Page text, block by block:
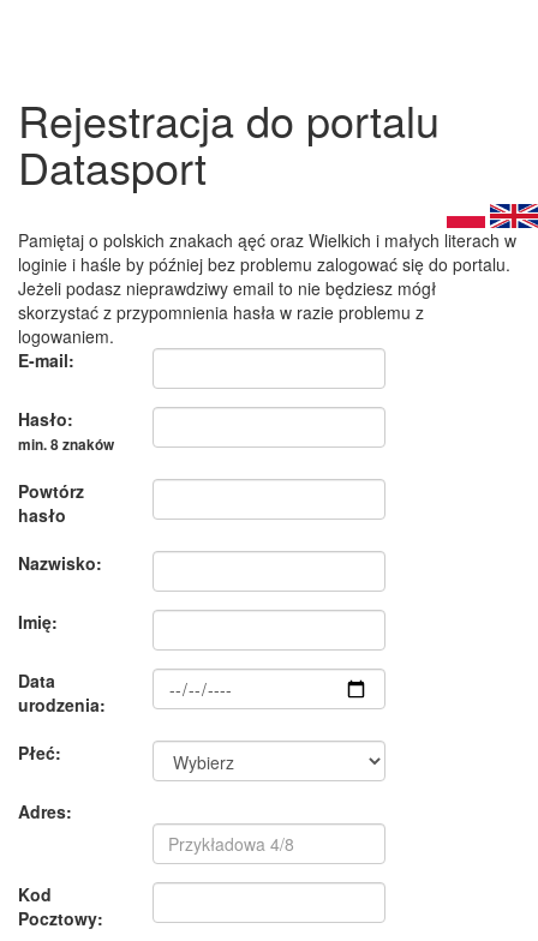
Rejestracja do portalu
Datasport
Pamiętaj o polskich znakach ąęć oraz Wielkich i małych literach w
loginie i haśle by później bez problemu zalogować się do portalu.
Jeżeli podasz nieprawdziwy email to nie będziesz mógł
skorzystać z przypomnienia hasła w razie problemu z
logowaniem.
E-mail:
Hasło:
min. 8 znaków
Powtórz
hasło
Nazwisko:
Imię:
Data
urodzenia:
Płeć:
Adres:
Kod
Pocztowy: